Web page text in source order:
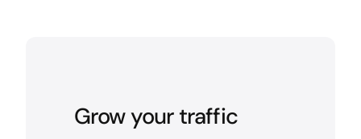
Grow your traffic